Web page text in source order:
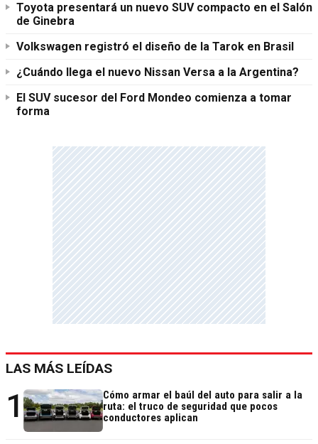
Toyota presentará un nuevo SUV compacto en el Salón
de Ginebra
Volkswagen registró el diseño de la Tarok en Brasil
¿Cuándo llega el nuevo Nissan Versa a la Argentina?
El SUV sucesor del Ford Mondeo comienza a tomar
forma
LAS MÁS LEÍDAS
1
Cómo armar el baúl del auto para salir a la
ruta: el truco de seguridad que pocos
conductores aplican